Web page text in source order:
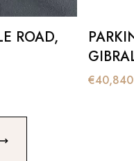
ROAD,
€40,840
SLIDE
NEXT SLIDE